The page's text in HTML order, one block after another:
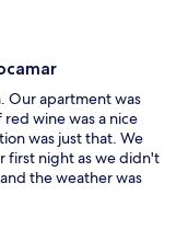
Our apartment was
wine was a nice
was just that. We
first night as we didn't
the weather was
door is closed,
it to was 17c. We